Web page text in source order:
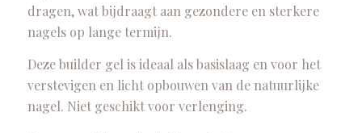
dragen, wat bijdraagt aan gezondere en sterkere
nagels op lange termijn.
Deze builder gel is ideaal als basislaag en voor het
verstevigen en licht opbouwen van de natuurlijke
nagel. Niet geschikt voor verlenging.